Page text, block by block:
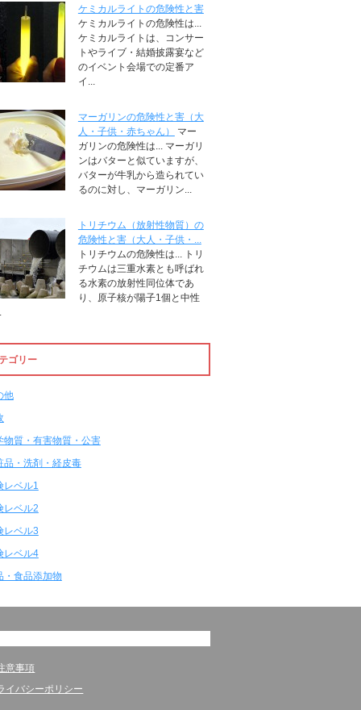
ケミカルライトの危険性と害
ケミカルライトの危険性は...
ケミカルライトは、コンサー
トやライブ・結婚披露宴など
のイベント会場での定番ア
イ...
マーガリンの危険性と害（大
人・子供・赤ちゃん）
マー
ガリンの危険性は... マーガリ
ンはバターと似ていますが、
バターが牛乳から造られてい
るのに対し、マーガリン...
トリチウム（放射性物質）の
危険性と害（大人・子供・...
トリチウムの危険性は... トリ
チウムは三重水素とも呼ばれ
る水素の放射性同位体であ
り、原子核が陽子1個と中性
ゴリー
他
物質・有害物質・公害
品・洗剤・経皮毒
レベル1
レベル2
レベル3
レベル4
・食品添加物
意事項
イバシーポリシー